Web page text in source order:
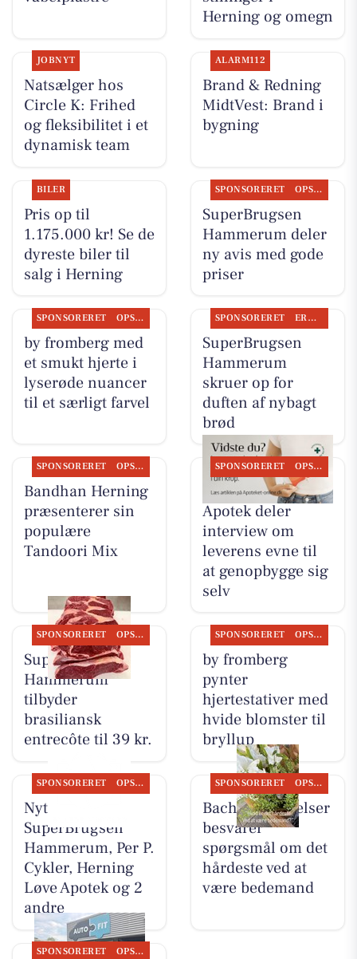
Herning og omegn
JOBNYT
Natsælger hos
Circle K: Frihed
og fleksibilitet i et
dynamisk team
ALARM112
Brand & Redning
MidtVest: Brand i
bygning
BILER
Pris op til
1.175.000 kr! Se de
dyreste biler til
salg i Herning
SPONSORERET OPSLAGSTAVLEN
SuperBrugsen
Hammerum deler
ny avis med gode
priser
SPONSORERET OPSLAGSTAVLEN
by fromberg med
et smukt hjerte i
lyserøde nuancer
til et særligt farvel
SPONSORERET ERHVERV
SuperBrugsen
Hammerum
skruer op for
duften af nybagt
brød
SPONSORERET OPSLAGSTAVLEN
Bandhan Herning
præsenterer sin
populære
Tandoori Mix
SPONSORERET OPSLAGSTAVLEN
Herning Løve
Apotek deler
interview om
leverens evne til
at genopbygge sig
selv
SPONSORERET OPSLAGSTAVLEN
SuperBrugsen
Hammerum
tilbyder
brasiliansk
entrecôte til 39 kr.
SPONSORERET OPSLAGSTAVLEN
by fromberg
pynter
hjertestativer med
hvide blomster til
bryllup
SPONSORERET OPSLAGSTAVLEN
Nyt fra
SuperBrugsen
Hammerum, Per P.
Cykler, Herning
Løve Apotek og 2
andre
SPONSORERET OPSLAGSTAVLEN
Bachs Begravelser
besvarer
spørgsmål om det
hårdeste ved at
være bedemand
SPONSORERET OPSLAGSTAVLEN